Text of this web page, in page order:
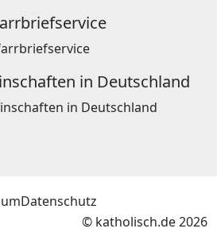
in Deutschland
Datenschutz
© katholisch.de 2026